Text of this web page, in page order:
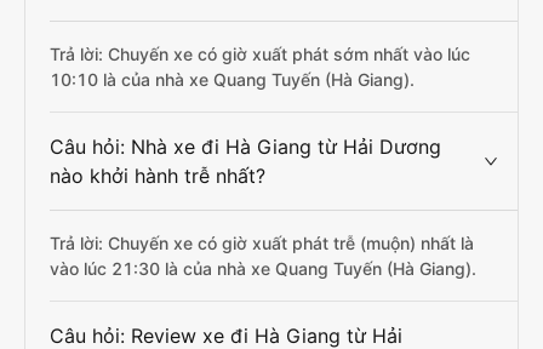
Trả lời: Chuyến xe có giờ xuất phát sớm nhất vào lúc
10:10 là của nhà xe Quang Tuyến (Hà Giang).
Câu hỏi: Nhà xe đi Hà Giang từ Hải Dương
nào khởi hành trễ nhất?
Trả lời: Chuyến xe có giờ xuất phát trễ (muộn) nhất là
vào lúc 21:30 là của nhà xe Quang Tuyến (Hà Giang).
Câu hỏi: Review xe đi Hà Giang từ Hải